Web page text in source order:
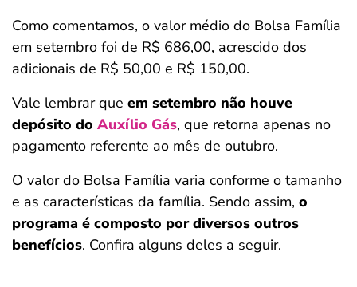
Como comentamos, o valor médio do Bolsa Família
em setembro foi de R$ 686,00, acrescido dos
adicionais de R$ 50,00 e R$ 150,00.
Vale lembrar que em setembro não houve
depósito do Auxílio Gás, que retorna apenas no
pagamento referente ao mês de outubro.
O valor do Bolsa Família varia conforme o tamanho
e as características da família. Sendo assim, o
programa é composto por diversos outros
benefícios. Confira alguns deles a seguir.